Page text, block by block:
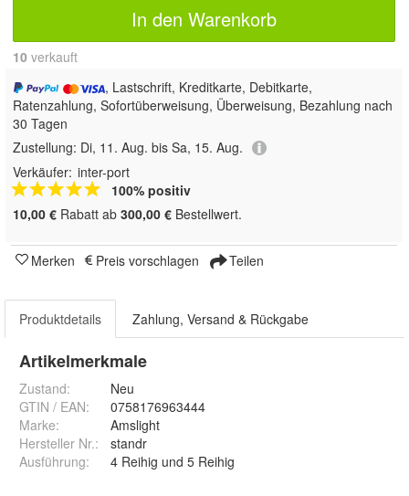
In den Warenkorb
10 verkauft
, Lastschrift, Kreditkarte, Debitkarte,
Ratenzahlung, Sofortüberweisung, Überweisung, Bezahlung nach
30 Tagen
Zustellung: Di, 11. Aug. bis Sa, 15. Aug.
Verkäufer: inter-port
100% positiv
10,00 € Rabatt ab 300,00 € Bestellwert.
Merken Preis vorschlagen Teilen
Produktdetails Zahlung, Versand & Rückgabe
Artikelmerkmale
Zustand:
Neu
GTIN / EAN:
0758176963444
Marke:
Amslight
Hersteller Nr.:
standr
Ausführung: 4 Reihig und 5 Reihig